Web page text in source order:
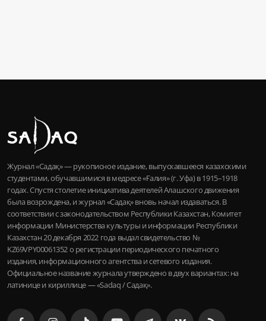
Журнал «Садақ» — рукописное издание, выпускавшееся казахскими
студентами, обучавшимися в медресе «Ғалия» (г. Уфа) в 1915–1918
годах. Спустя столетие инициатива деятелей Алашского движения
была возрождена, и журнал «Садақ» вновь начал издаваться. В
соответствии с законодательством Республики Казахстан, Комитет
информации Министерства культуры и информации Республики
Казахстан 20 декабря 2022 года выдал свидетельство №
KZ69VPY00061352 о регистрации периодического печатного
издания, информационного агентства и сетевого издания.
Официальное название журнала утверждено в двух вариантах: на
латинице и кириллице — «Sadaq / Садақ».